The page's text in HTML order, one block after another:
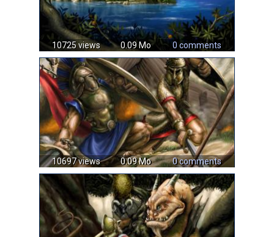
10725 views 0.09 Mo 0 comments
10697 views 0.09 Mo 0 comments